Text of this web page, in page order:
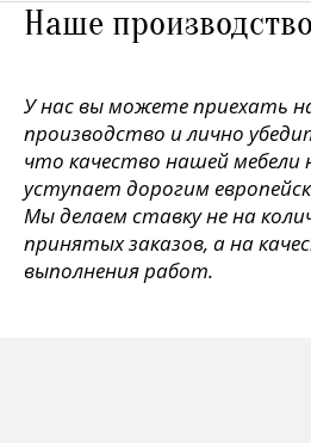
Наше производство
У нас вы можете приехать
производство и лично
что качество нашей мебели
уступает дорогим
Мы делаем ставку не на
принятых заказов, а на
выполнения работ.